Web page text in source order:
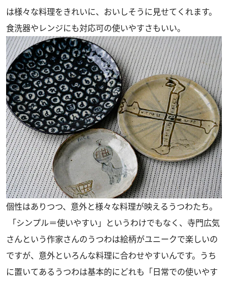
は様々な料理をきれいに、おいしそうに見せてくれます。
食洗器やレンジにも対応可の使いやすさもいい。
個性はありつつ、意外と様々な料理が映えるうつわたち。
「シンプル＝使いやすい」というわけでもなく、寺門広気
さんという作家さんのうつわは絵柄がユニークで楽しいの
ですが、意外といろんな料理に合わせやすいんです。うち
に置いてあるうつわは基本的にどれも「日常での使いやす